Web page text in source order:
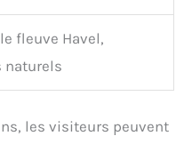
fleuve Havel,
naturels
les visiteurs peuvent